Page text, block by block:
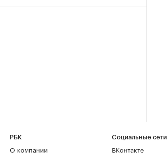
РБК
О компании
Социальные сети
ВКонтакте